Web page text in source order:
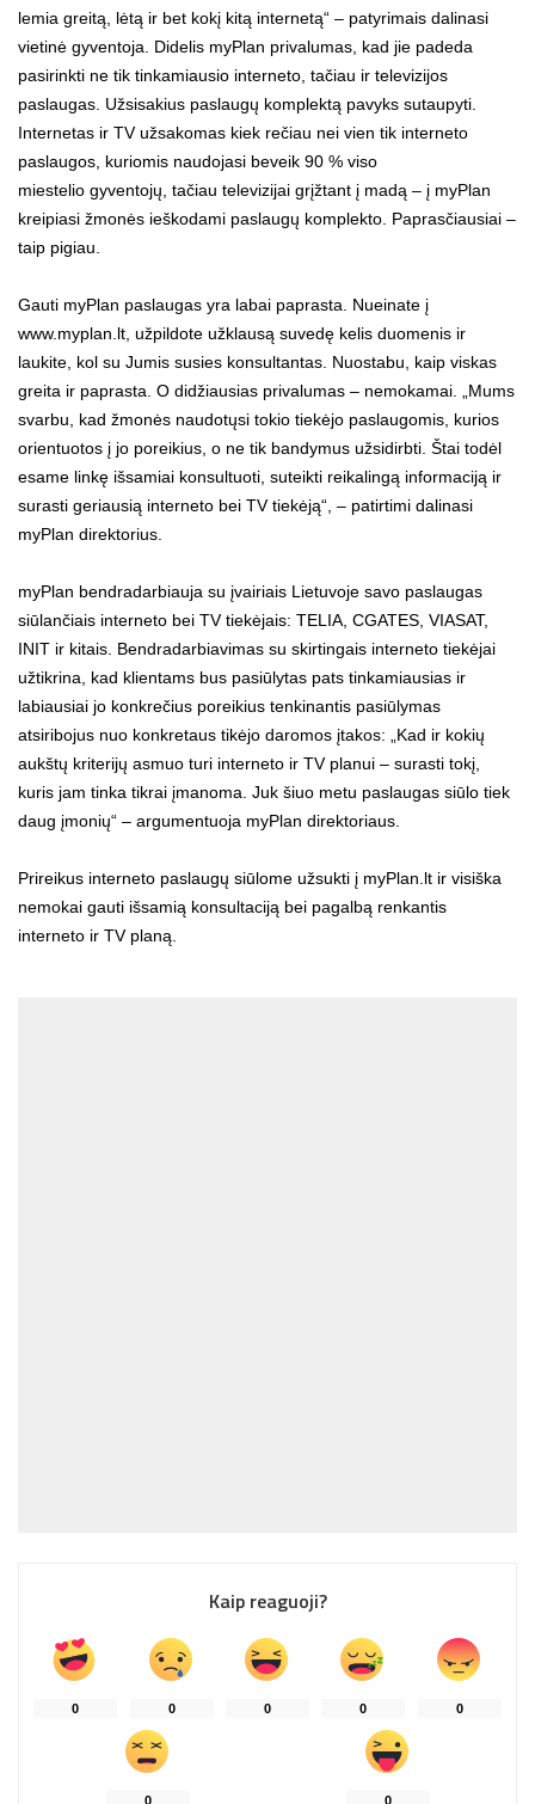
lemia greitą, lėtą ir bet kokį kitą internetą“ – patyrimais dalinasi
vietinė gyventoja. Didelis myPlan privalumas, kad jie padeda
pasirinkti ne tik tinkamiausio interneto, tačiau ir televizijos
paslaugas. Užsisakius paslaugų komplektą pavyks sutaupyti.
Internetas ir TVužsakomas kiek rečiau nei vien tik interneto
paslaugos, kuriomis naudojasi beveik 90 % viso
miestelio gyventojų, tačiau televizijai grįžtant į madą – į myPlan
kreipiasi žmonės ieškodami paslaugų komplekto. Paprasčiausiai –
taip pigiau.
Gauti myPlan paslaugas yra labai paprasta. Nueinate į
www.myplan.lt, užpildote užklausą suvedę kelis duomenis ir
laukite, kol su Jumis susies konsultantas. Nuostabu, kaip viskas
greita ir paprasta. O didžiausias privalumas – nemokamai. „Mums
svarbu, kad žmonės naudotųsi tokio tiekėjo paslaugomis, kurios
orientuotos į jo poreikius, o ne tik bandymus užsidirbti. Štai todėl
esame linkę išsamiai konsultuoti, suteikti reikalingą informaciją ir
surasti geriausią interneto bei TV tiekėją“, – patirtimi dalinasi
myPlan direktorius.
myPlan bendradarbiauja su įvairiais Lietuvoje savo paslaugas
siūlančiais interneto bei TV tiekėjais: TELIA, CGATES, VIASAT,
INIT ir kitais. Bendradarbiavimas su skirtingais interneto tiekėjai
užtikrina, kad klientams bus pasiūlytas pats tinkamiausias ir
labiausiai jo konkrečius poreikius tenkinantis pasiūlymas
atsiribojus nuo konkretaus tikėjo daromos įtakos: „Kad ir kokių
aukštų kriterijų asmuo turi interneto ir TV planui – surasti tokį,
kuris jam tinka tikrai įmanoma. Juk šiuo metu paslaugas siūlo tiek
daug įmonių“ – argumentuoja myPlan direktoriaus.
Prireikus interneto paslaugų siūlome užsukti į myPlan.lt ir visiška
nemokai gauti išsamią konsultaciją bei pagalbą renkantis
interneto ir TV planą.
Kaip reaguoji?
0 0 0 0 0
0 0